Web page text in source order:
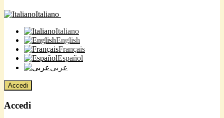
Italiano
Italiano
English
Français
Español
عربى
Accedi
Accedi